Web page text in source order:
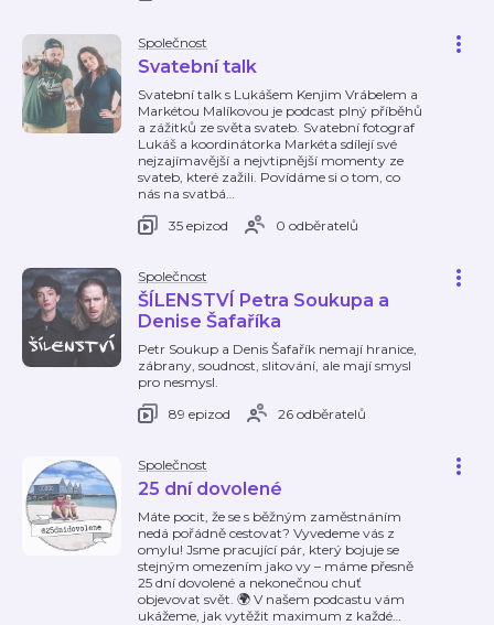
Společnost
Svatební talk
Svatební talk s Lukášem Kenjim Vrábelem a
Markétou Malíkovou je podcast plný příběhů
a zážitků ze světa svateb. Svatební fotograf
Lukáš a koordinátorka Markéta sdílejí své
nejzajímavější a nejvtipnější momenty ze
svateb, které zažili. Povídáme si o tom, co
nás na svatbá…
35 epizod
0 odběratelů
Společnost
ŠÍLENSTVÍ Petra Soukupa a
Denise Šafaříka
Petr Soukup a Denis Šafařík nemají hranice,
zábrany, soudnost, slitování, ale mají smysl
pro nesmysl.
89 epizod
26 odběratelů
Společnost
25 dní dovolené
Máte pocit, že se s běžným zaměstnáním
nedá pořádně cestovat? Vyvedeme vás z
omylu! Jsme pracující pár, který bojuje se
stejným omezením jako vy – máme přesně
25 dní dovolené a nekonečnou chuť
objevovat svět. 🌍 V našem podcastu vám
ukážeme, jak vytěžit maximum z každé…